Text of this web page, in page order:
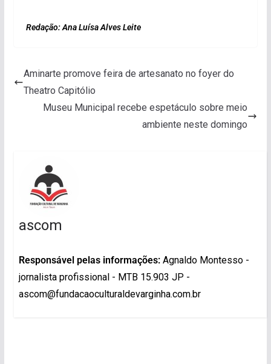
Redação: Ana Luísa Alves Leite
Aminarte promove feira de artesanato no foyer do
Theatro Capitólio
Museu Municipal recebe espetáculo sobre meio
ambiente neste domingo
ascom
Responsável pelas informações:Agnaldo Montesso -
jornalista profissional - MTB 15.903 JP -
ascom@fundacaoculturaldevarginha.com.br